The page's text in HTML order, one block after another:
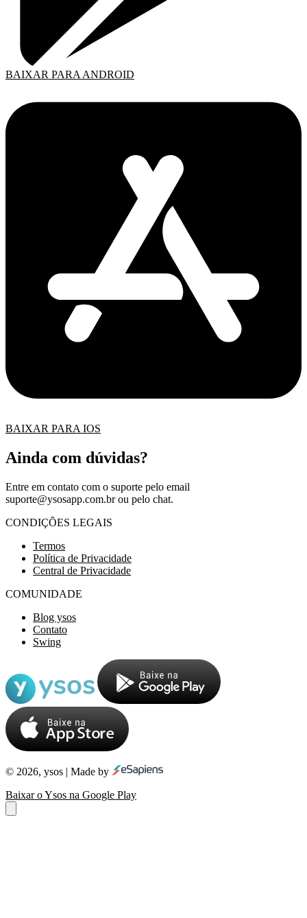
BAIXAR PARA ANDROID
BAIXAR PARA IOS
Ainda com dúvidas?
Entre em contato com o suporte pelo email
suporte@ysosapp.com.brou pelo chat.
CONDIÇÕES LEGAIS
Termos
Política de Privacidade
Central de Privacidade
COMUNIDADE
Blog ysos
Contato
Swing
© 2026, ysos | Made by
Baixar o Ysos na Google Play